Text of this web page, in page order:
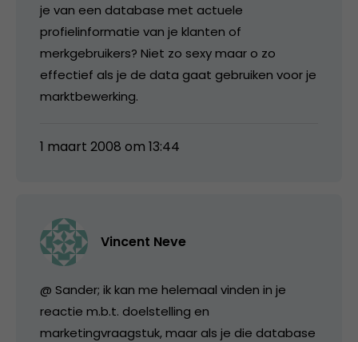
je van een database met actuele
profielinformatie van je klanten of
merkgebruikers? Niet zo sexy maar o zo
effectief als je de data gaat gebruiken voor je
marktbewerking.
1 maart 2008 om 13:44
Vincent Neve
@ Sander; ik kan me helemaal vinden in je
reactie m.b.t. doelstelling en
marketingvraagstuk, maar als je die database